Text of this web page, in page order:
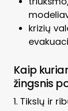
krizių
Kaip
žingsnis
1. Tikslų ir